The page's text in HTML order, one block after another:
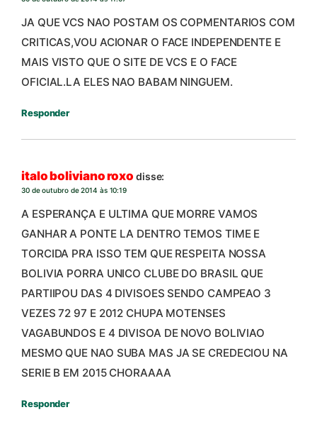
JA QUE VCS NAO POSTAM OS COPMENTARIOS COM
CRITICAS,VOU ACIONAR O FACE INDEPENDENTE E
MAIS VISTO QUE O SITE DE VCS E O FACE
OFICIAL.LA ELES NAO BABAM NINGUEM.
Responder
italo boliviano roxo disse:
30 de outubro de 2014 às 10:19
A ESPERANÇA E ULTIMA QUE MORRE VAMOS
GANHAR A PONTE LA DENTRO TEMOS TIME E
TORCIDA PRA ISSO TEM QUE RESPEITA NOSSA
BOLIVIA PORRA UNICO CLUBE DO BRASIL QUE
PARTIIPOU DAS 4 DIVISOES SENDO CAMPEAO 3
VEZES 72 97 E 2012 CHUPA MOTENSES
VAGABUNDOS E 4 DIVISOA DE NOVO BOLIVIAO
MESMO QUE NAO SUBA MAS JA SE CREDECIOU NA
SERIE B EM 2015 CHORAAAA
Responder